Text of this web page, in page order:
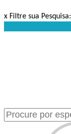
x Filtre sua Pesquisa: